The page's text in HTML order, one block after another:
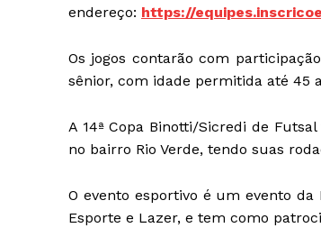
endereço: https://
Os jogos contarão com
sênior, com idade permitida até 45
A 14ª Copa Binotti/Sicredi de
no bairro Rio Verde, tendo suas
O evento esportivo é um evento
Esporte e Lazer, e tem como